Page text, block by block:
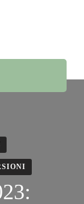
di alta cucina